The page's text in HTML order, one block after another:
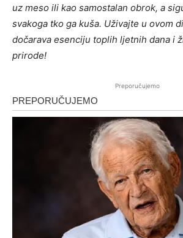
uz meso ili kao samostalan obrok, a
svakoga tko ga kuša. Uživajte u ovom
dočarava esenciju toplih ljetnih dana i
prirode!
Preporučujemo